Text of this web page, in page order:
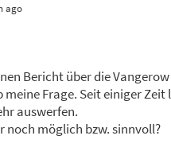
ago
Bericht über die
meine Frage. Seit einiger
auswerfen.
noch möglich bzw. sinnvoll?